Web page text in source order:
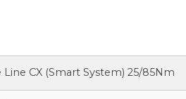
CX (Smart System) 25/85Nm